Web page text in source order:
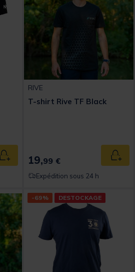
Rating
Ajouter au panier
RIVE
T-shirt Rive TF Black
19,99 €
Expédition sous 24 h
-69% DESTOCKAGE